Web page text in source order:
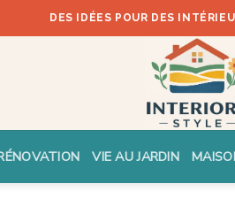
DES IDÉES POUR DES
VIE AU JARDIN